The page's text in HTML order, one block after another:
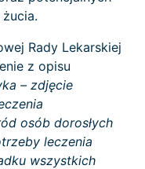
Rady Lekarskiej
z opisu
– zdjęcie
osób dorosłych
leczenia
wszystkich